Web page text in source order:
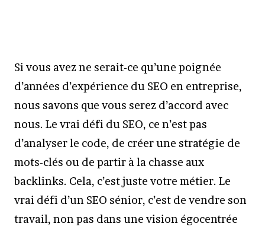
Si vous avez ne serait-ce qu’une poignée
d’années d’expérience du SEO en entreprise,
nous savons que vous serez d’accord avec
nous. Le vrai défi du SEO, ce n’est pas
d’analyser le code, de créer une stratégie de
mots-clés ou de partir à la chasse aux
backlinks. Cela, c’est juste votre métier. Le
vrai défi d’un SEO sénior, c’est de vendre son
travail, non pas dans une vision égocentrée